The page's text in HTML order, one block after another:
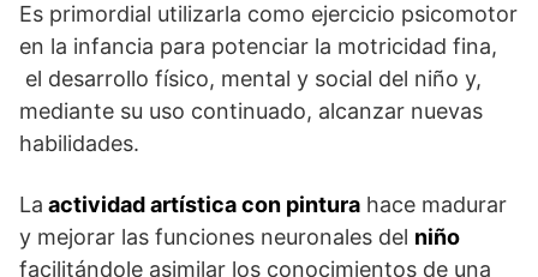
Es primordial utilizarla como ejercicio psicomotor
en la infancia para potenciar la motricidad fina,
el desarrollo físico, mental y social del niño y,
mediante su uso continuado, alcanzar nuevas
habilidades.
La actividad artística con pintura hace madurar
y mejorar las funciones neuronales del niño
facilitándole asimilar los conocimientos de una